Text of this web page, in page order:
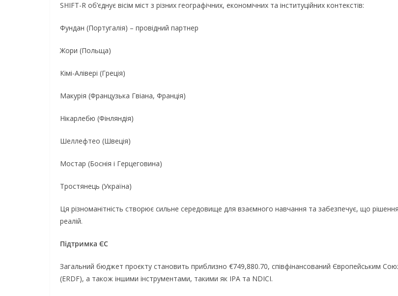
SHIFT-R об’єднує вісім міст з різних географічних, економічних та інституційних контекстів:
Фундан (Португалія) – провідний партнер
Жори (Польща)
Кімі-Алівері (Греція)
Макурія (Французька Гвіана, Франція)
Нікарлебю (Фінляндія)
Шеллефтео (Швеція)
Мостар (Боснія і Герцеговина)
Тростянець (Україна)
Ця різноманітність створює сильне середовище для взаємного навчання та забезпечує, що
реалій.
Підтримка ЄС
Загальний бюджет проєкту становить приблизно €749,880.70, співфінансований Європейським
(ERDF), а також іншими інструментами, такими як IPA та NDICI.